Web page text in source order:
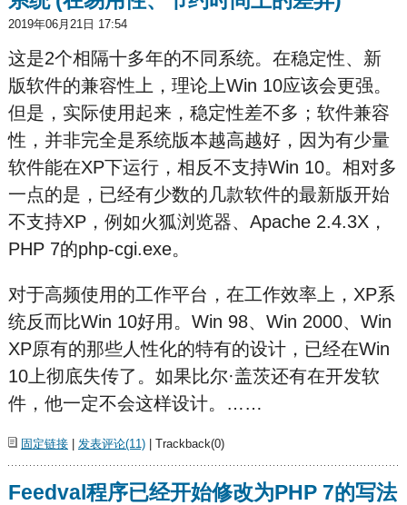
2019年06月21日 17:54
这是2个相隔十多年的不同系统。在稳定性、新
版软件的兼容性上，理论上Win 10应该会更强。
但是，实际使用起来，稳定性差不多；软件兼容
性，并非完全是系统版本越高越好，因为有少量
软件能在XP下运行，相反不支持Win 10。相对多
一点的是，已经有少数的几款软件的最新版开始
不支持XP，例如火狐浏览器、Apache 2.4.3X，
PHP 7的php-cgi.exe。
对于高频使用的工作平台，在工作效率上，XP系
统反而比Win 10好用。Win 98、Win 2000、Win
XP原有的那些人性化的特有的设计，已经在Win
10上彻底失传了。如果比尔·盖茨还有在开发软
件，他一定不会这样设计。……
固定链接| 发表评论(11)| Trackback(0)
Feedval程序已经开始修改为PHP 7的写法